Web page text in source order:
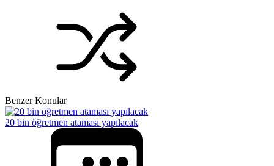
Benzer Konular
20 bin öğretmen ataması yapılacak